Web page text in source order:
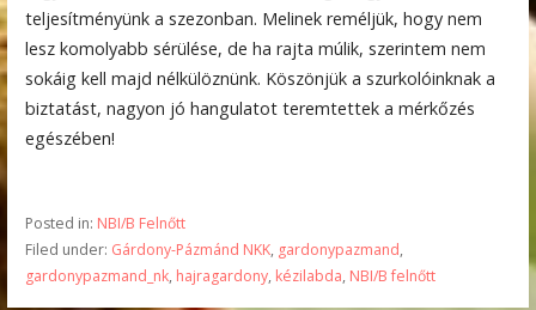
teljesítményünk a szezonban. Melinek reméljük, hogy nem
lesz komolyabb sérülése, de ha rajta múlik, szerintem nem
sokáig kell majd nélkülöznünk. Köszönjük a szurkolóinknak a
biztatást, nagyon jó hangulatot teremtettek a mérkőzés
egészében!
Posted in: NBI/B Felnőtt
Filed under: Gárdony-Pázmánd NKK, gardonypazmand,
gardonypazmand_nk, hajragardony, kézilabda, NBI/B felnőtt